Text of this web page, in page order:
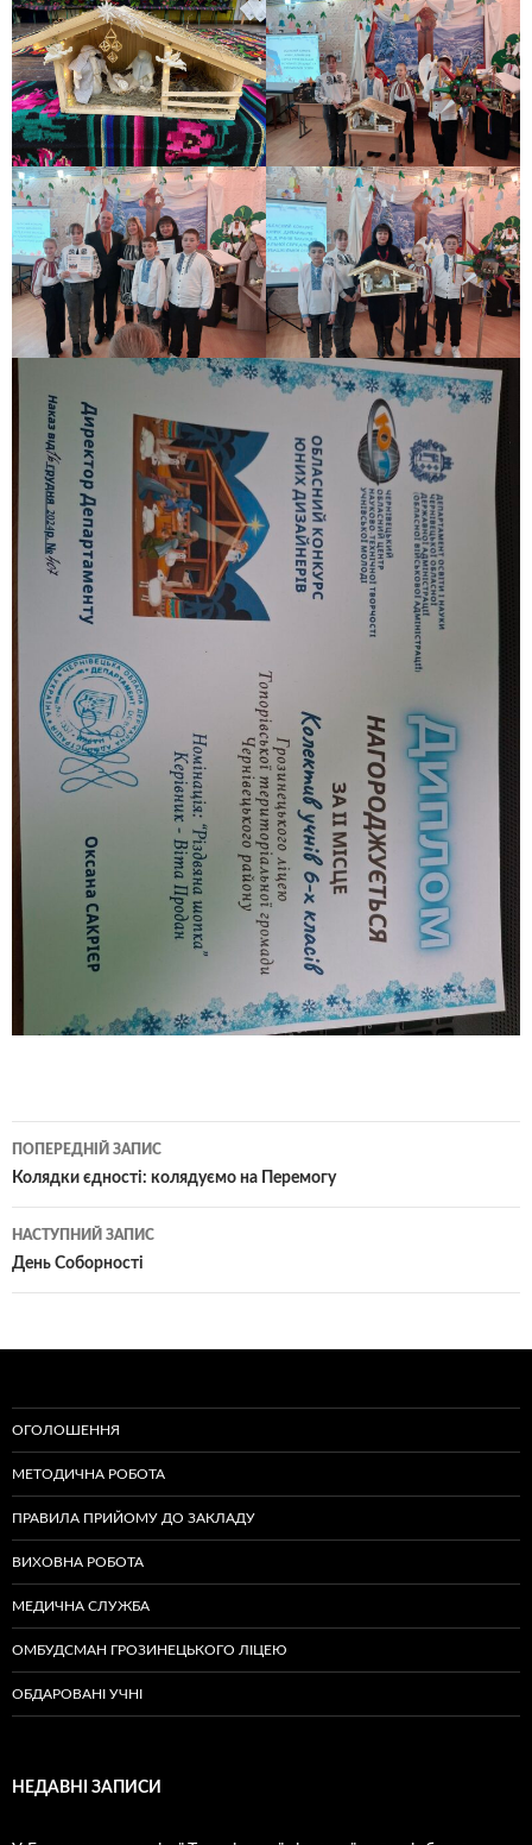
Навігація
по
записам
ПОПЕРЕДНІЙ ЗАПИС
Колядки єдності: колядуємо на Перемогу
НАСТУПНИЙ ЗАПИС
День Соборності
ОГОЛОШЕННЯ
МЕТОДИЧНА РОБОТА
ПРАВИЛА ПРИЙОМУ ДО ЗАКЛАДУ
ВИХОВНА РОБОТА
МЕДИЧНА СЛУЖБА
ОМБУДСМАН ГРОЗИНЕЦЬКОГО ЛІЦЕЮ
ОБДАРОВАНІ УЧНІ
НЕДАВНІ ЗАПИСИ